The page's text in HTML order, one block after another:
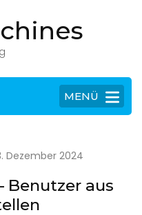
MENÜ
Dezember 2024
Benutzer aus